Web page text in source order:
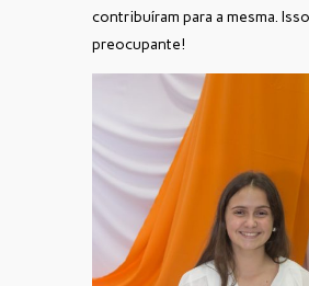
contribuíram para a mesma.
preocupante!